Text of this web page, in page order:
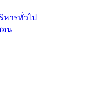
หารทั่วไป
อน